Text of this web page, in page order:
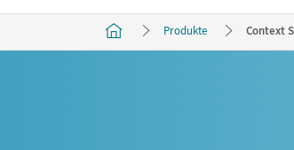
Produkte Context